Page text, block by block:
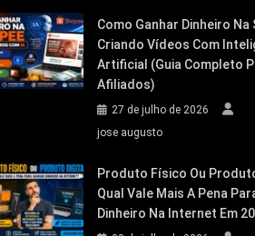
Como Ganhar Dinheiro Na
Criando Vídeos Com
Artificial (Guia Completo
Afiliados)
27 de julho de 2026
jose augusto
Produto Físico Ou
Qual Vale Mais A Pena
Dinheiro Na Internet Em